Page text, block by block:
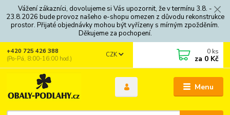
Vážení zákazníci, dovolujeme si Vás upozornit, že v termínu 3.8. -
23.8.2026 bude provoz našeho e-shopu omezen z důvodu rekonstrukce
prostor. Přijaté objednávky mohou být vyřízeny s mírným zpožděním.
Děkujeme za pochopení.
Menu
CZK
+420 725 426 388
(Po-Pá, 8:00-16:00 hod.)
0 ks
za 0 Kč